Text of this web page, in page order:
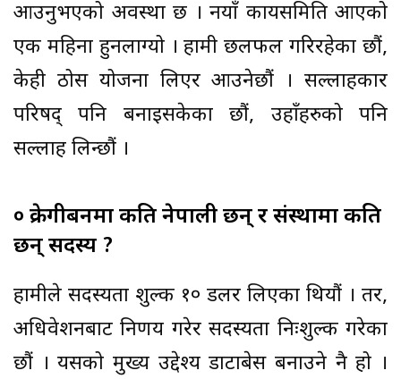
आउनुभएको अवस्था छ । नयाँ कार्यसमिति आएको
एक महिना हुनलाग्यो । हामी छलफल गरिरहेका छौं,
केही ठोस योजना लिएर आउनेछौं । सल्लाहकार
परिषद् पनि बनाइसकेका छौं, उहाँहरुको पनि
सल्लाह लिन्छौं ।
० क्रेगीबर्नमा कति नेपाली छन् र संस्थामा कति
छन् सदस्य ?
हामीले सदस्यता शुल्क १० डलर लिएका थियौं । तर,
अधिवेशनबाट निर्णय गरेर सदस्यता निःशुल्क गरेका
छौं । यसको मुख्य उद्देश्य डाटाबेस बनाउने नै हो ।